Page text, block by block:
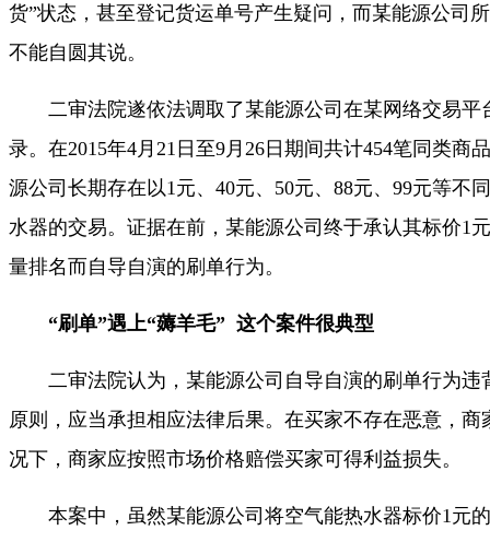
货”状态，甚至登记货运单号产生疑问，而某能源公司
不能自圆其说。
二审法院遂依法调取了某能源公司在某网络交易平
录。在2015年4月21日至9月26日期间共计454笔同类商
源公司长期存在以1元、40元、50元、88元、99元等不
水器的交易。证据在前，某能源公司终于承认其标价1
量排名而自导自演的刷单行为。
“刷单”遇上“薅羊毛” 这个案件很典型
二审法院认为，某能源公司自导自演的刷单行为违
原则，应当承担相应法律后果。在买家不存在恶意，商
况下，商家应按照市场价格赔偿买家可得利益损失。
本案中，虽然某能源公司将空气能热水器标价1元